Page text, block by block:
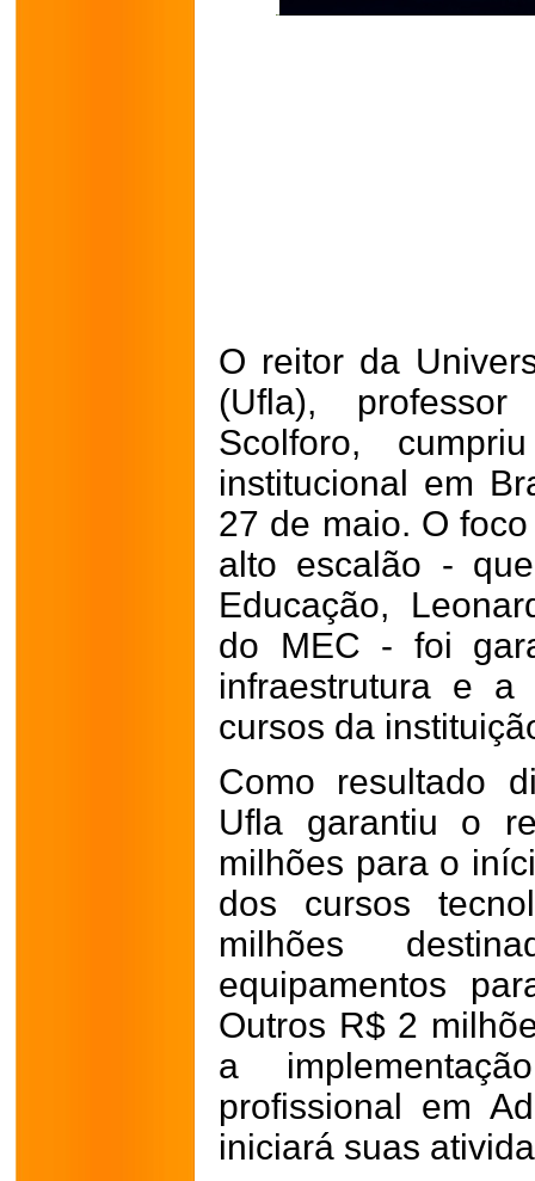
O reitor da
(Ufla),
Scolforo,
institucional em
27 de maio. O
alto escalão -
Educação,
do MEC - foi
infraestrutura e a
cursos da
Como resultado
Ufla garantiu o
milhões para o
dos cursos
milhões
equipamentos
Outros R$ 2
a
profissional em
iniciará suas